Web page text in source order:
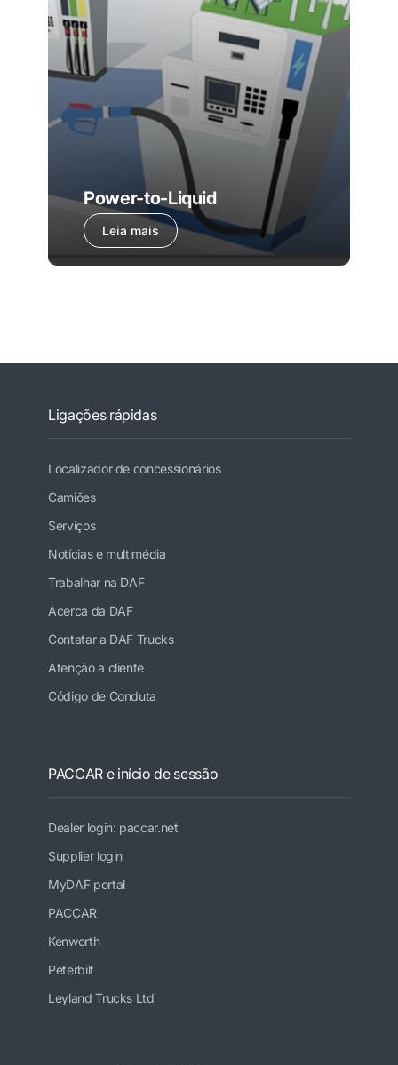
Power-to-Liquid
Leia mais
Ligações rápidas
Localizador de concessionários
Camiões
Serviços
Notícias e multimédia
Trabalhar na DAF
Acerca da DAF
Contatar a DAF Trucks
Atenção a cliente
Código de Conduta
PACCAR e início de sessão
Dealer login: paccar.net
Supplier login
MyDAF portal
PACCAR
Kenworth
Peterbilt
Leyland Trucks Ltd